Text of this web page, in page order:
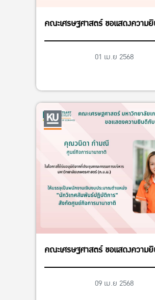
คณะเศรษฐศาสตร์ ขอแสดงความ
01 เม.ย 2568
คณะเศรษฐศาสตร์ ขอแสดงความ
09 เม.ย 2568